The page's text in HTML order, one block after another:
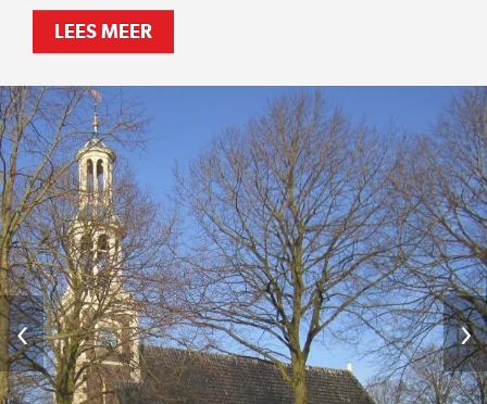
Steun ons
Contact
Vaktaal
LEES MEER
‹ ›